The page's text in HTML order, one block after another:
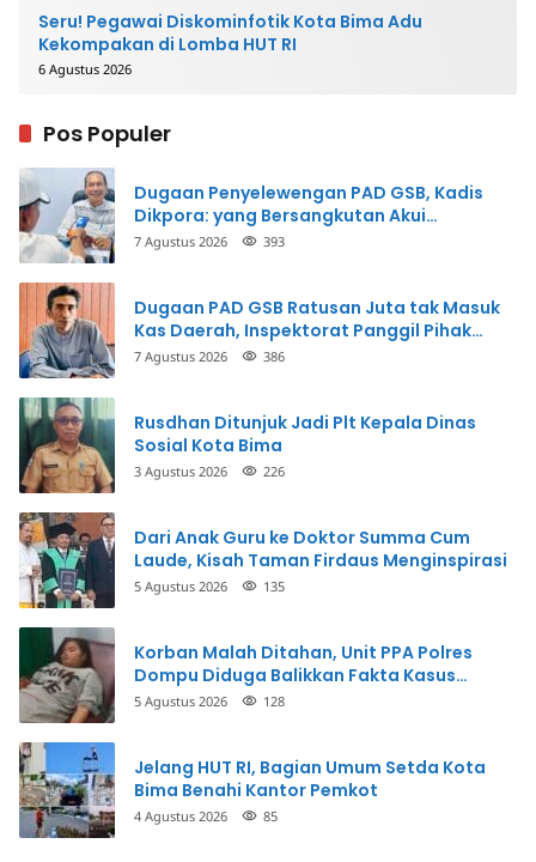
Seru! Pegawai Diskominfotik Kota Bima Adu
Kekompakan di Lomba HUT RI
6 Agustus 2026
Pos Populer
Dugaan Penyelewengan PAD GSB, Kadis
Dikpora: yang Bersangkutan Akui
Perbuatannya dan Siap Mengembalikan
7 Agustus 2026 393
Dugaan PAD GSB Ratusan Juta tak Masuk
Kas Daerah, Inspektorat Panggil Pihak
Terkait
7 Agustus 2026 386
Rusdhan Ditunjuk Jadi Plt Kepala Dinas
Sosial Kota Bima
3 Agustus 2026 226
Dari Anak Guru ke Doktor Summa Cum
Laude, Kisah Taman Firdaus Menginspirasi
5 Agustus 2026 135
Korban Malah Ditahan, Unit PPA Polres
Dompu Diduga Balikkan Fakta Kasus
Penganiayaan
5 Agustus 2026 128
Jelang HUT RI, Bagian Umum Setda Kota
Bima Benahi Kantor Pemkot
4 Agustus 2026 85